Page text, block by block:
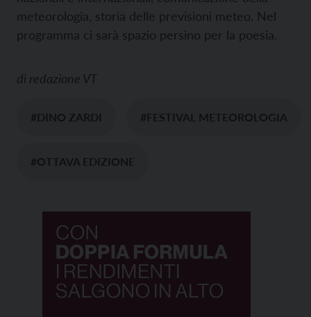
meteorologia, storia delle previsioni meteo. Nel
programma ci sarà spazio persino per la poesia.
di redazione VT
#DINO ZARDI #FESTIVAL METEOROLOGIA
#OTTAVA EDIZIONE